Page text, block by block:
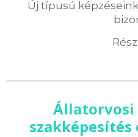
Új típusú
Állatorvosi
szakképesítés